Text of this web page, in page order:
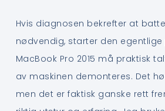
Hvis diagnosen bekrefter at
nødvendig, starter den egentlige
MacBook Pro 2015 må praktisk
av maskinen demonteres. Det
men det er faktisk ganske rett